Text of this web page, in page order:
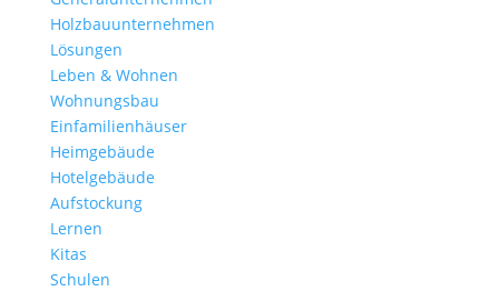
Holzbauunternehmen
Lösungen
Leben & Wohnen
Wohnungs­bau
Einfamilien­häuser
Heimgebäude
Hotelgebäude
Aufstockung
Lernen
Kitas
Schulen